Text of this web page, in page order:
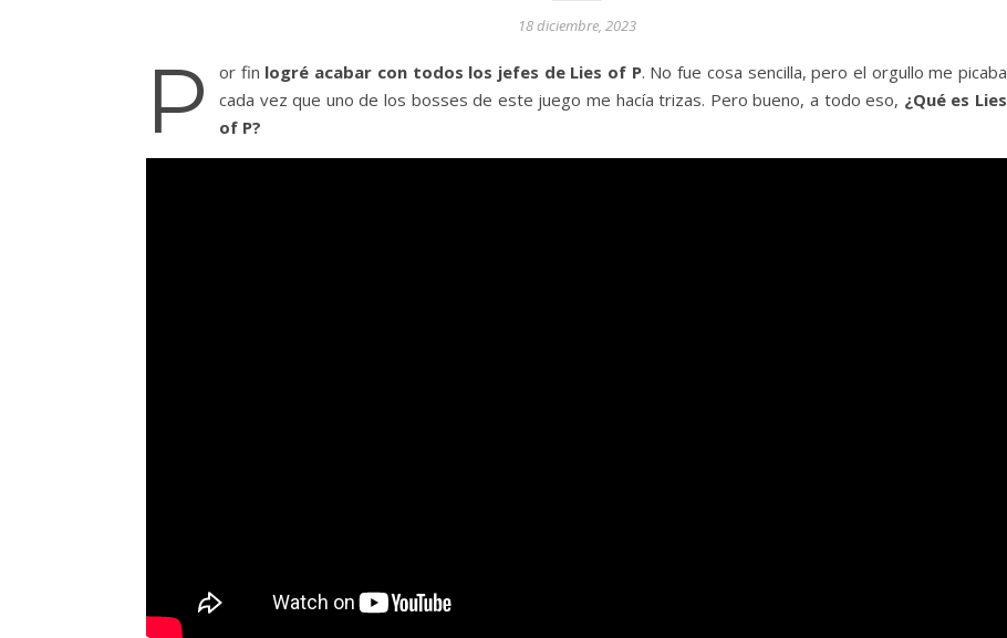
18 diciembre, 2023
P or fin logré acabar con todos los jefes de Lies of P. No fue cosa sencilla, pero el orgullo me picaba
cada vez que uno de los bosses de este juego me hacía trizas. Pero bueno, a todo eso, ¿Qué es Lies
of P?